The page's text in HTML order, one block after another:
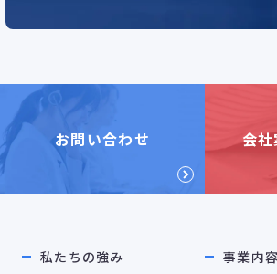
お問い合わせ 会社
私たちの強み
事業内容